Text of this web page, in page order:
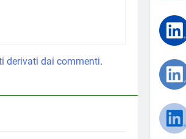
derivati dai commenti.